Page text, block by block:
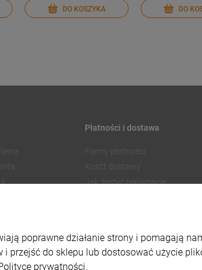
DO KOSZYKA DO
Płatności i dostawa
Formy płatności
Koszt dostawy
Jak złożyć reklamację
poprawne działanie strony i pomagają
przejść do sklepu lub dostosować użycie
prywatności.